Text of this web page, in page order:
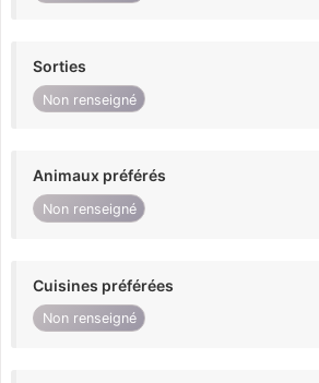
Sorties
Non renseigné
Animaux préférés
Non renseigné
Cuisines préférées
Non renseigné